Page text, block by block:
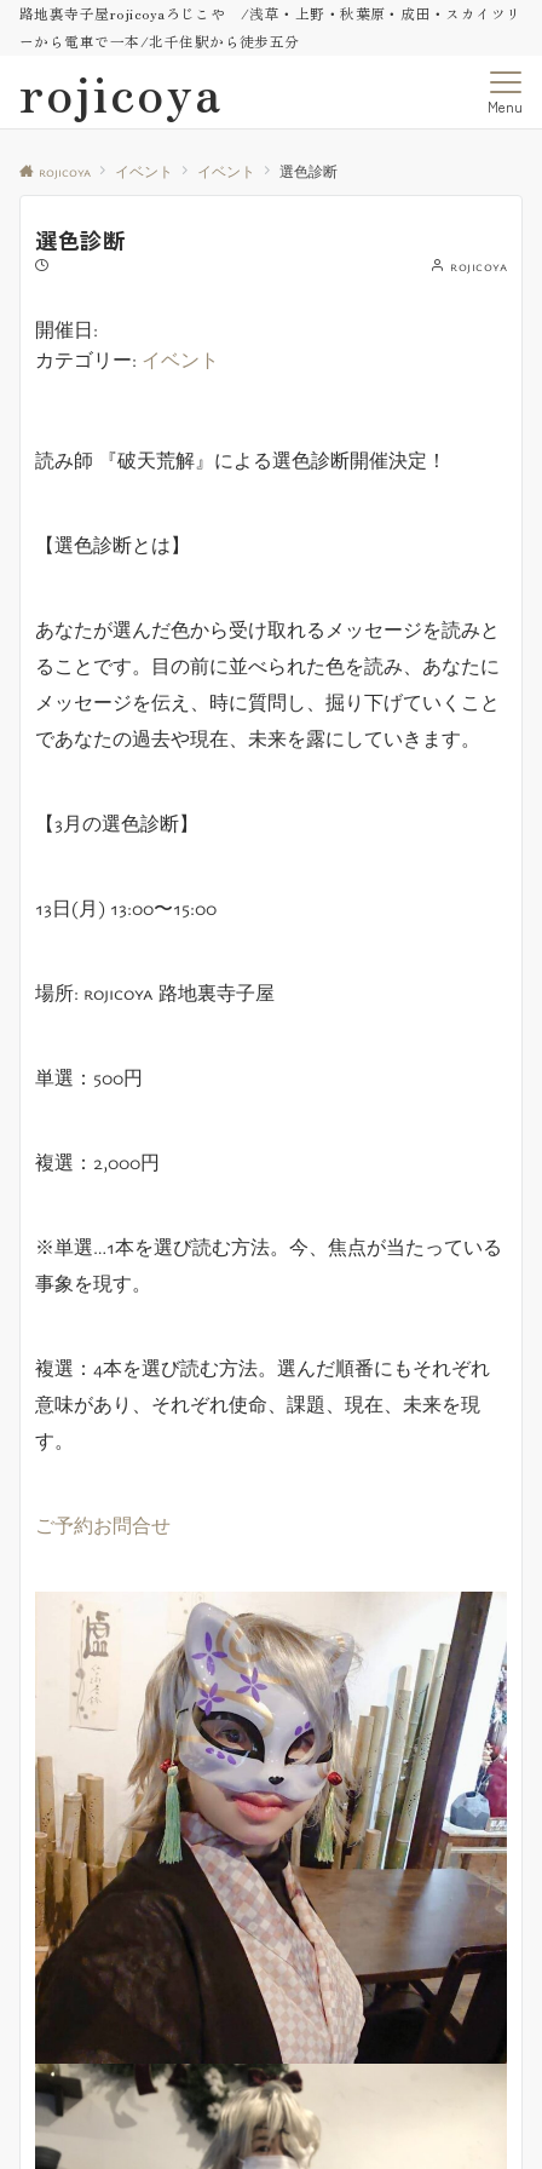
路地裏寺子屋rojicoyaろじこや /浅草・上野・秋葉原・成田・スカイツリ
ーから電車で一本/北千住駅から徒歩五分
rojicoya Menu
rojicoya イベント イベント 選色診断
選色診断
rojicoya
開催日:
カテゴリー: イベント
読み師 『破天荒解』による選色診断開催決定！
【選色診断とは】
あなたが選んだ色から受け取れるメッセージを読みと
ることです。目の前に並べられた色を読み、あなたに
メッセージを伝え、時に質問し、掘り下げていくこと
であなたの過去や現在、未来を露にしていきます。
【3月の選色診断】
13日(月) 13:00〜15:00
場所: rojicoya 路地裏寺子屋
単選：500円
複選：2,000円
※単選…1本を選び読む方法。今、焦点が当たっている
事象を現す。
複選：4本を選び読む方法。選んだ順番にもそれぞれ
意味があり、それぞれ使命、課題、現在、未来を現
す。
ご予約お問合せ